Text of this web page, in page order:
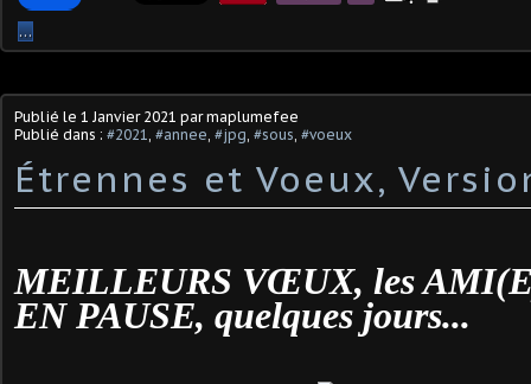
…
Publié le 1 Janvier 2021 par maplumefee
Publié dans : #2021 #annee #jpg #sous #voeux
Étrennes et Voeux,
MEILLEURS VŒUX, les
EN PAUSE, quelques jours...